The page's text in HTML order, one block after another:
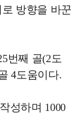
방향을 바꾼
번째 골(2도
4도움이다.
성하며 1000